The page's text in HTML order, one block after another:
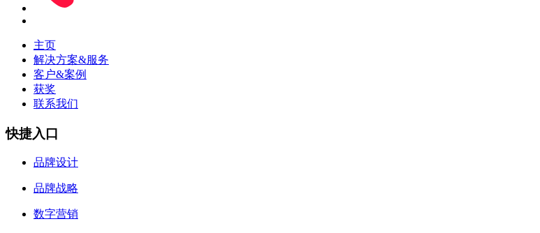
主页
解决方案&服务
客户&案例
获奖
联系我们
快捷入口
品牌设计
品牌战略
数字营销